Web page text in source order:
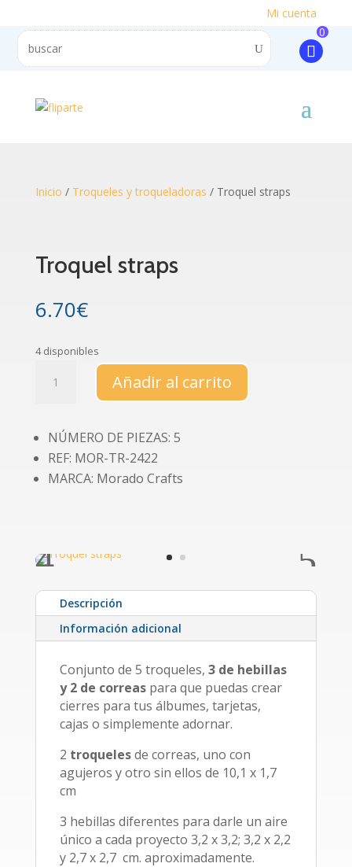
Mi cuenta
0
Inicio / Troqueles y troqueladoras / Troquel straps
Troquel straps
6.70€
4 disponibles
straps
Añadir al carrito
NÚMERO DE PIEZAS: 5
REF: MOR-TR-2422
MARCA: Morado Crafts
Descripción
Información adicional
Conjunto de 5 troqueles, 3 de hebillas
y 2 de correaspara que puedas crear
cierres para tus álbumes, tarjetas,
cajas o simplemente adornar.
2 troquelesde correas, uno con
agujeros y otro sin ellos de 10,1 x 1,7
cm
3 hebillas diferentes para darle un aire
único a cada proyecto 3,2 x 3,2; 3,2 x 2,2
y 2,7 x 2,7 cm. aproximadamente.